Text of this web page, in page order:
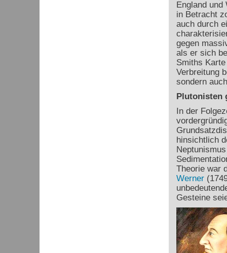
England und
in Betracht
auch durch
gegen
als er sich
Smiths
Verbreitung
sondern
Plutonisten
In der
hinsichtlich
Theorie war
Werner
Gesteine